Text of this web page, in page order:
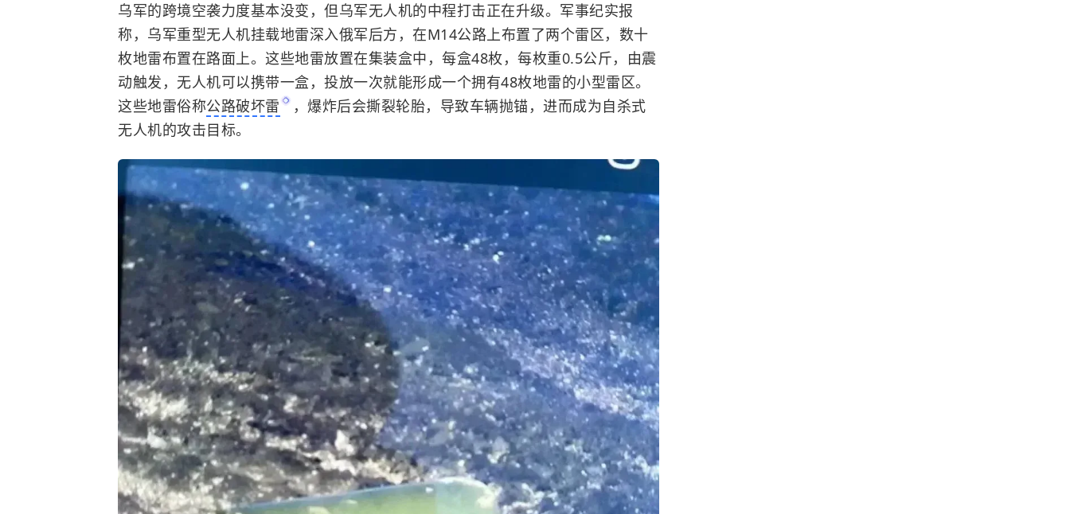
乌军的跨境空袭力度基本没变，但乌军无人机的中程打击正在升级。军事纪实报
称，乌军重型无人机挂载地雷深入俄军后方，在M14公路上布置了两个雷区，数十
枚地雷布置在路面上。这些地雷放置在集装盒中，每盒48枚，每枚重0.5公斤，由震
动触发，无人机可以携带一盒，投放一次就能形成一个拥有48枚地雷的小型雷区。
这些地雷俗称公路破坏雷
，爆炸后会撕裂轮胎，导致车辆抛锚，进而成为自杀式
无人机的攻击目标。